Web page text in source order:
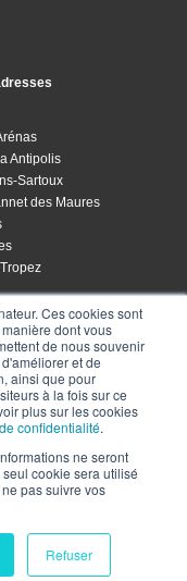
Ces cookies sont
dont vous
de nous souvenir
et de
ainsi que pour
à la fois sur ce
plus sur les cookies
confidentialité.
ne seront
cookie sera utilisé
pas suivre vos
Refuser
Antipolis
Sartoux
des Maures
droits réservés |Mentions